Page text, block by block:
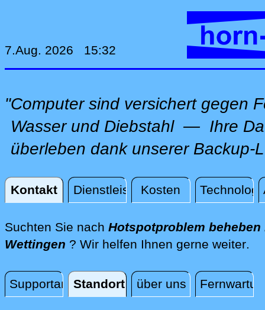
7.Aug. 2026 15:32
"Computer sind versichert gegen
Wasser und Diebstahl — Ihre
überleben dank unserer Backup-
Kontakt Dienstleistungen
Kosten
Kontakt
Suchten Sie nach Hotspotproblem beheben
Wettingen ? Wir helfen Ihnen gerne weiter.
SupportanfrageStandort über uns